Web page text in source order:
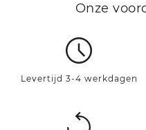
Onze
Levertijd 3-4 werkdagen